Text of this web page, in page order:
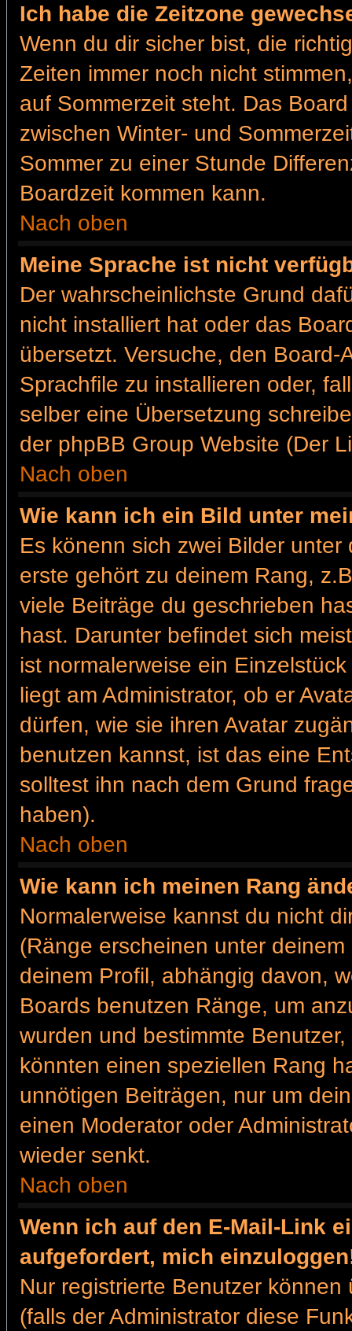
Ich habe die Zeitzone
Wenn du dir sicher bist, die
Zeiten immer noch nicht
auf Sommerzeit steht. Das
zwischen Winter- und
Sommer zu einer Stunde
Boardzeit kommen kann.
Nach oben
Meine Sprache ist nicht
Der wahrscheinlichste Grund
nicht installiert hat oder das
übersetzt. Versuche, den
Sprachfile zu installieren oder,
selber eine Übersetzung
der phpBB Group Website (Der
Nach oben
Wie kann ich ein Bild unter
Es könenn sich zwei Bilder
erste gehört zu deinem Rang,
viele Beiträge du geschrieben
hast. Darunter befindet sich
ist normalerweise ein
liegt am Administrator, ob er
dürfen, wie sie ihren Avatar
benutzen kannst, ist das eine
solltest ihn nach dem Grund
haben).
Nach oben
Wie kann ich meinen Rang
Normalerweise kannst du nicht
(Ränge erscheinen unter
deinem Profil, abhängig davon,
Boards benutzen Ränge, um
wurden und bestimmte
könnten einen speziellen Rang
unnötigen Beiträgen, nur um
einen Moderator oder
wieder senkt.
Nach oben
Wenn ich auf den E-Mail-Link
aufgefordert, mich
Nur registrierte Benutzer
(falls der Administrator diese